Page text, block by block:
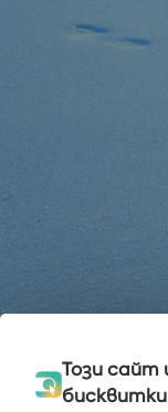
Този сайт
бисквитки